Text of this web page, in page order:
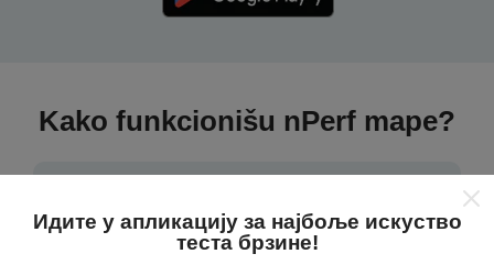
Kako funkcionišu nPerf mape?
Идите у апликацију за најбоље искуство
теста брзине!